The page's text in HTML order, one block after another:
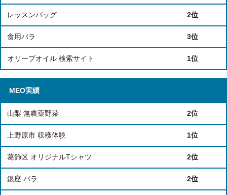
レッスンバッグ 2位
食用バラ 3位
オリーブオイル 検索サイト 1位
MEO実績
山梨 無農薬野菜 2位
上野原市 収穫体験 1位
葛飾区 オリジナルTシャツ 2位
銀座 バラ 2位